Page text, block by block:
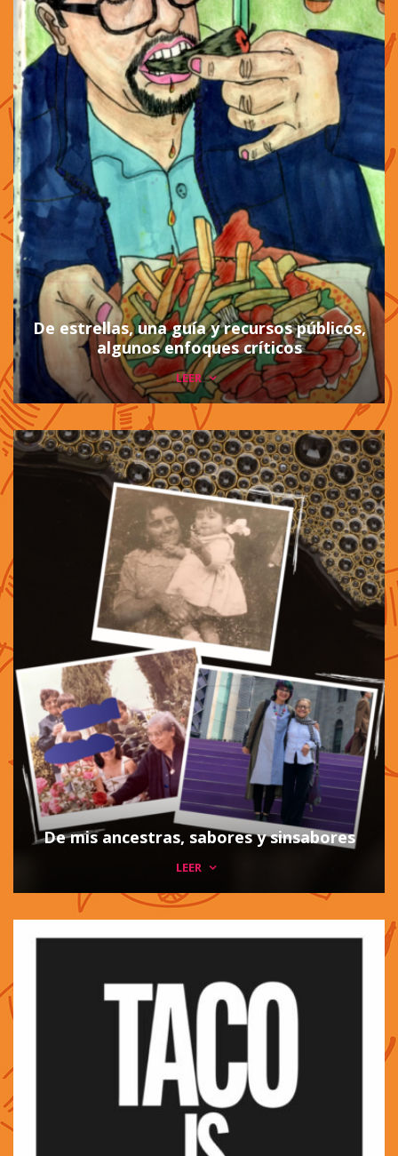
De estrellas, una guía y recursos públicos,
algunos enfoques críticos
LEER
De mis ancestras, sabores y sinsabores
LEER